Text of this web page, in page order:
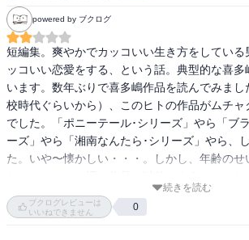
powered by ブクログ
短編集。爽やかでカッコいい生き方をしている
ッコいい恋愛をする、という話。典型的な喜
います。数年ぶりで喜多嶋作品を読んでみまし
校時代ぐらいから）、このヒトの作品がムチ
でした。「ポニーテール･シリーズ」やら「ブ
ーズ」やら「湘南なんたら･シリーズ」やら、
た。いや〜懐かしい・・・。しかし、年齢のせ
です。いやはや、なんとも。
続きを読む
ブクログレビューは
いいねできません
0